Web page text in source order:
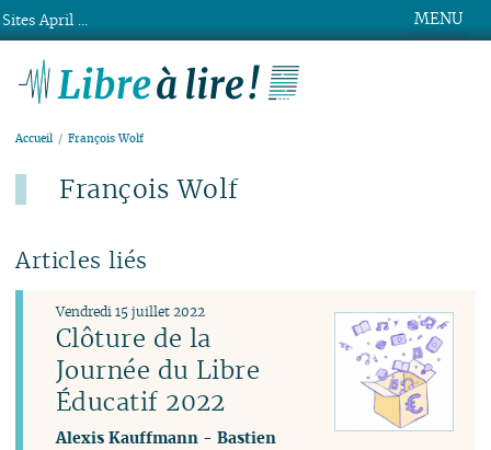
MENU
Accueil François Wolf
François Wolf
Articles liés
Clôture de la
Journée du Libre
Éducatif 2022
Vendredi 15 juillet 2022
Alexis Kauffmann -Bastien
Sites April ...